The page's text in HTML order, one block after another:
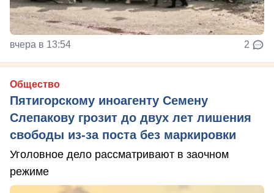
вчера в 13:54 2
Общество
Пятигорскому иноагенту Семену
Слепакову грозит до двух лет лишения
свободы из-за поста без маркировки
Уголовное дело рассматривают в заочном
режиме